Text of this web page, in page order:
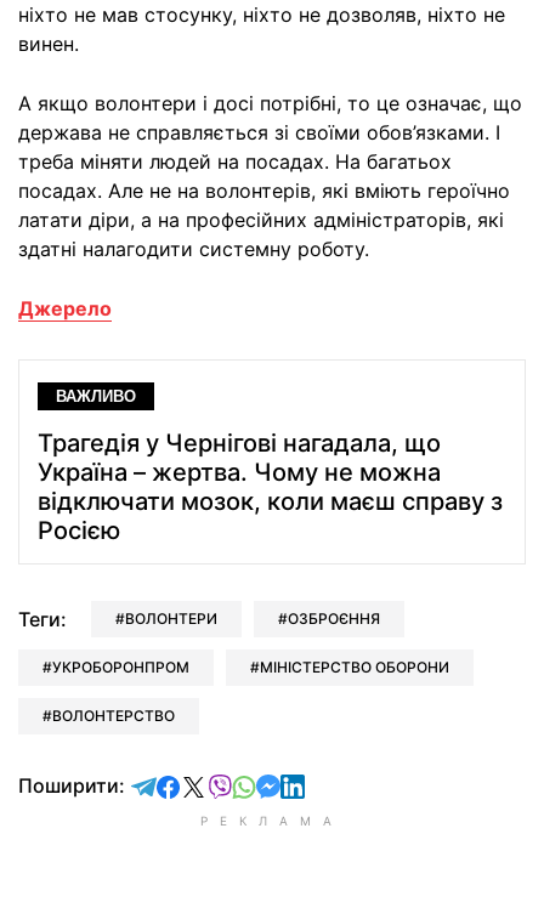
ніхто не мав стосунку, ніхто не дозволяв, ніхто не
винен.
А якщо волонтери і досі потрібні, то це означає, що
держава не справляється зі своїми обов’язками. І
треба міняти людей на посадах. На багатьох
посадах. Але не на волонтерів, які вміють героїчно
латати діри, а на професійних адміністраторів, які
здатні налагодити системну роботу.
Джерело
ВАЖЛИВО
Трагедія у Чернігові нагадала, що
Україна – жертва. Чому не можна
відключати мозок, коли маєш справу з
Росією
Теги: ВОЛОНТЕРИ ОЗБРОЄННЯ
УКРОБОРОНПРОМ МІНІСТЕРСТВО ОБОРОНИ
ВОЛОНТЕРСТВО
Поширити: відправити у Telegram
поділитись у Facebook
поділитись у X
відправити у Viber
відправити у Whatsapp
відправити у Messenger
відправити у LinkedIn